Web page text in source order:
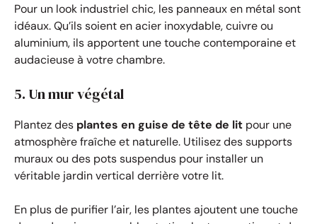
Pour un look industriel chic, les panneaux en métal sont
idéaux. Qu’ils soient en acier inoxydable, cuivre ou
aluminium, ils apportent une touche contemporaine et
audacieuse à votre chambre.
5. Un mur végétal
Plantez des plantes en guise de tête de lit pour une
atmosphère fraîche et naturelle. Utilisez des supports
muraux ou des pots suspendus pour installer un
véritable jardin vertical derrière votre lit.
En plus de purifier l’air, les plantes ajoutent une touche